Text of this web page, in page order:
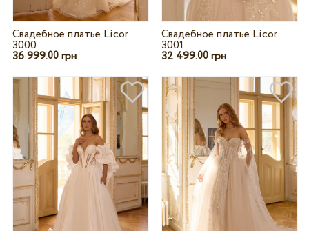
Свадебное платье Licor
3000
36 999.00грн
Свадебное платье Licor
3001
32 499.00 грн